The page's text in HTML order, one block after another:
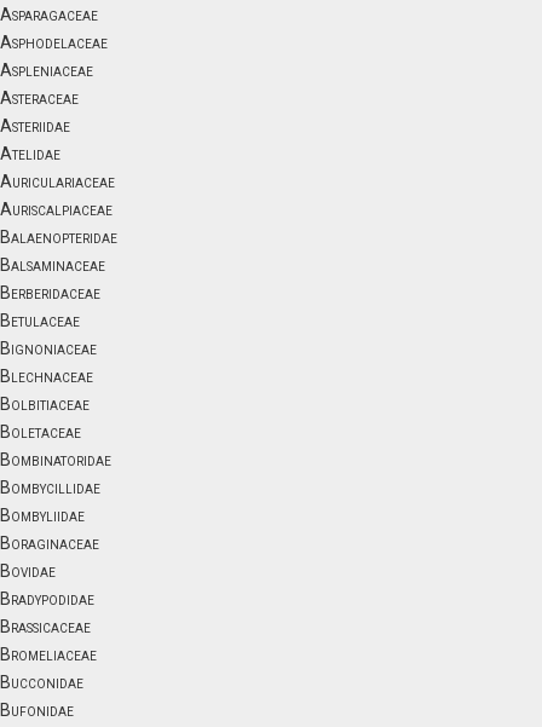
Asparagaceae
Asphodelaceae
Aspleniaceae
Asteraceae
Asteriidae
Atelidae
Auriculariaceae
Auriscalpiaceae
Balaenopteridae
Balsaminaceae
Berberidaceae
Betulaceae
Bignoniaceae
Blechnaceae
Bolbitiaceae
Boletaceae
Bombinatoridae
Bombycillidae
Bombyliidae
Boraginaceae
Bovidae
Bradypodidae
Brassicaceae
Bromeliaceae
Bucconidae
Bufonidae